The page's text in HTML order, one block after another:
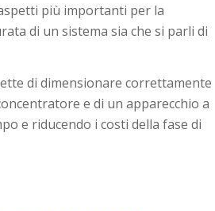
più importanti per la
di un sistema sia che si parli di
di dimensionare correttamente
e di un apparecchio a
e riducendo i costi della fase di